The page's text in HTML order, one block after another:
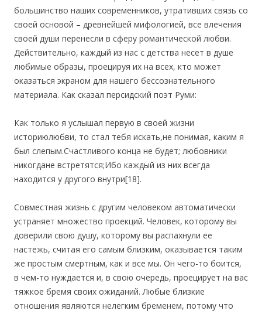
большинство наших современников, утративших связь со
своей основой – древнейшей мифологией, все влечения
своей души перенесли в сферу романтической любви.
Действительно, каждый из нас с детства несет в душе
любимые образы, проецируя их на всех, кто может
оказаться экраном для нашего бессознательного
материала. Как сказал персидский поэт Руми:
Как только я услышал первую в своей жизни
историюлюбви, то стал тебя искать,не понимая, каким я
был слепым.Счастливого конца не будет; любовники
никогдане встретятся;Ибо каждый из них всегда
находится у другого внутри[18].
Совместная жизнь с другим человеком автоматически
устраняет множество проекций. Человек, которому вы
доверили свою душу, которому вы распахнули ее
настежь, считая его самым близким, оказывается таким
же простым смертным, как и все мы. Он чего-то боится,
в чем-то нуждается и, в свою очередь, проецирует на вас
тяжкое бремя своих ожиданий. Любые близкие
отношения являются нелегким бременем, потому что